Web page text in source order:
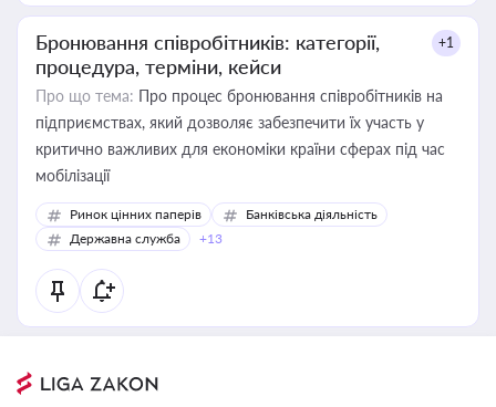
Бронювання співробітників: категорії,
процедура, терміни, кейси
+1
Про що тема: Про процес бронювання співробітників на
підприємствах, який дозволяє забезпечити їх участь у
критично важливих для економіки країни сферах під час
мобілізації
Ринок цінних паперів
Банківська діяльність
Державна служба
+13